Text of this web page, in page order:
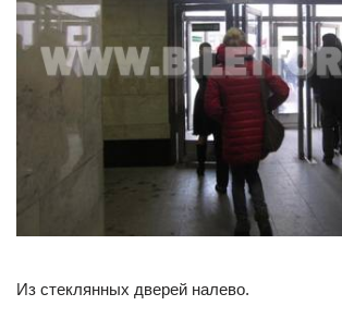
Из стеклянных дверей налево.